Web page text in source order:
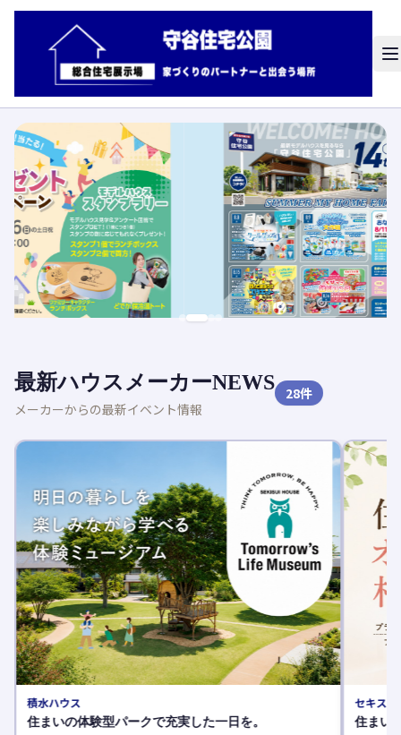
最新ハウスメーカーNEWS
メーカーからの最新イベント情報
28件
積水ハウス
住まいの体験型パークで充実した一日を。
セキスイ
住まい